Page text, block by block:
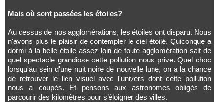
Mais où sont passées les étoiles?
Au dessus de nos agglomérations, les étoiles ont disparu. Nous
n'avons plus le plaisir de contempler le ciel étoilé. Quiconque a
dormi à la belle étoile assez loin de toute agglomération sait de
quel spectacle grandiose cette pollution nous prive. Quel choc
lorsqu'au sein d'une nuit noire de nouvelle lune, on a la chance
de retrouver le lien visuel avec l'univers dont cette pollution
nous a coupés. Et pensons aux astronomes obligés de
parcourir des kilomètres pour s’éloigner des villes.